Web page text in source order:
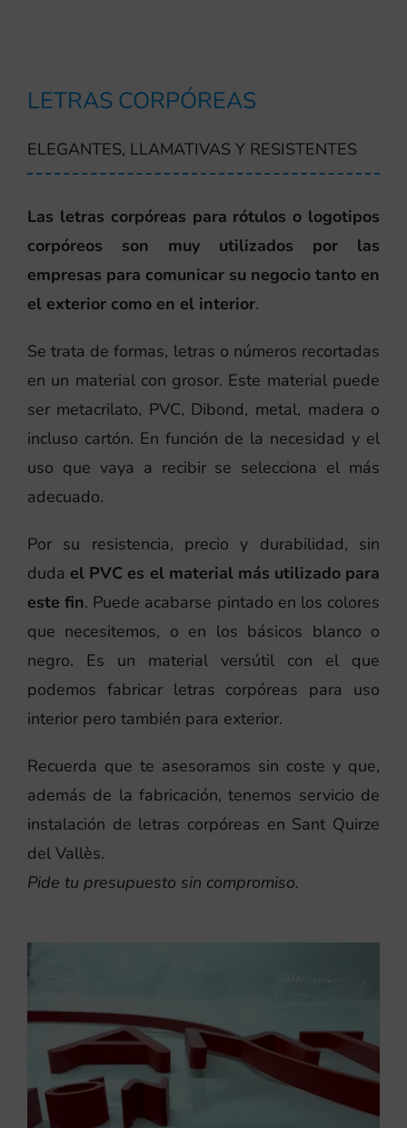
LETRAS CORPÓREAS
ELEGANTES, LLAMATIVAS Y RESISTENTES
Las letras corpóreas para rótulos o logotipos
corpóreos son muy utilizados por las
empresas para comunicar su negocio tanto en
el exterior como en el interior.
Se trata de formas, letras o números recortadas
en un material con grosor. Este material puede
ser metacrilato, PVC, Dibond, metal, madera o
incluso cartón. En función de la necesidad y el
uso que vaya a recibir se selecciona el más
adecuado.
Por su resistencia, precio y durabilidad, sin
duda el PVC es el material más utilizado para
este fin. Puede acabarse pintado en los colores
que necesitemos, o en los básicos blanco o
negro. Es un material versútil con el que
podemos fabricar letras corpóreas para uso
interior pero también para exterior.
Recuerda que te asesoramos sin coste y que,
además de la fabricación, tenemos servicio de
instalación de letras corpóreas en Sant Quirze
del Vallès.
Pide tu presupuesto sin compromiso.